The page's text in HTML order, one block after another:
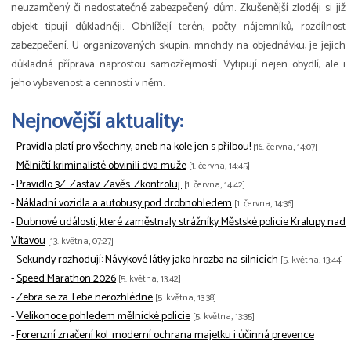
neuzamčený či nedostatečně zabezpečený dům. Zkušenější zloději si již
objekt tipují důkladněji. Obhlížejí terén, počty nájemníků, rozdílnost
zabezpečení. U organizovaných skupin, mnohdy na objednávku, je jejich
důkladná příprava naprostou samozřejmostí. Vytipují nejen obydlí, ale i
jeho vybavenost a cennosti v něm.
Nejnovější aktuality:
-Pravidla platí pro všechny, aneb na kole jen s přilbou! [16. června, 14:07]
-Mělničtí kriminalisté obvinili dva muže [1. června, 14:45]
-Pravidlo 3Z. Zastav. Zavěs. Zkontroluj. [1. června, 14:42]
-Nákladní vozidla a autobusy pod drobnohledem [1. června, 14:36]
-Dubnové události, které zaměstnaly strážníky Městské policie Kralupy nad
Vltavou [13. května, 07:27]
-Sekundy rozhodují: Návykové látky jako hrozba na silnicích [5. května, 13:44]
-Speed Marathon 2026 [5. května, 13:42]
-Zebra se za Tebe nerozhlédne [5. května, 13:38]
-Velikonoce pohledem mělnické policie [5. května, 13:35]
-Forenzní značení kol: moderní ochrana majetku i účinná prevence